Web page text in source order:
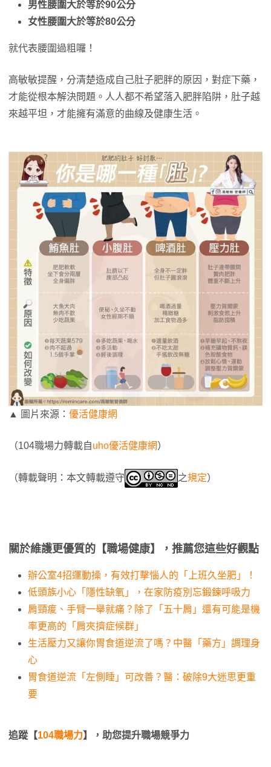
男性腰圍大於等於90公分
女性腰圍大於等於80公分
就代表腰圍過粗囉！
高敏敏提醒，分清楚造成自己肚子肥胖的原因，對症下藥，
才能從根本解決問題。人人都不希望落入肥胖陷阱，肚子越
來越平坦，才能擁有滿意的曲線及健康生活。
▲ 圖片來源： 優活健康網
（104職場力轉載自uho優活健康網）
（轉載聲明：本文轉載遵守 之規定）
關於維護更優質的【職場健康】，推薦您這些好觀點
辦公室4招運動操，有效打擊惱人的「上班久坐肥」！
低頭族小心「隱性缺氧」，在家防疫別忘鍛鍊呼吸力
肩頸痠、手臂一舉就痛？除了「五十肩」還有可能是機
率更高的「肩夾擠症候群」
生活壓力又讓你胃食道逆流了嗎？中醫「藥方」調理身
心
胃食道逆流「左側睡」可改善？醫：破除9大迷思更重
要
追蹤【104職場力】，助您提升職場競爭力